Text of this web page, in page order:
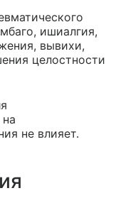
ишиалгия,
вывихи,
целостности
не влияет.